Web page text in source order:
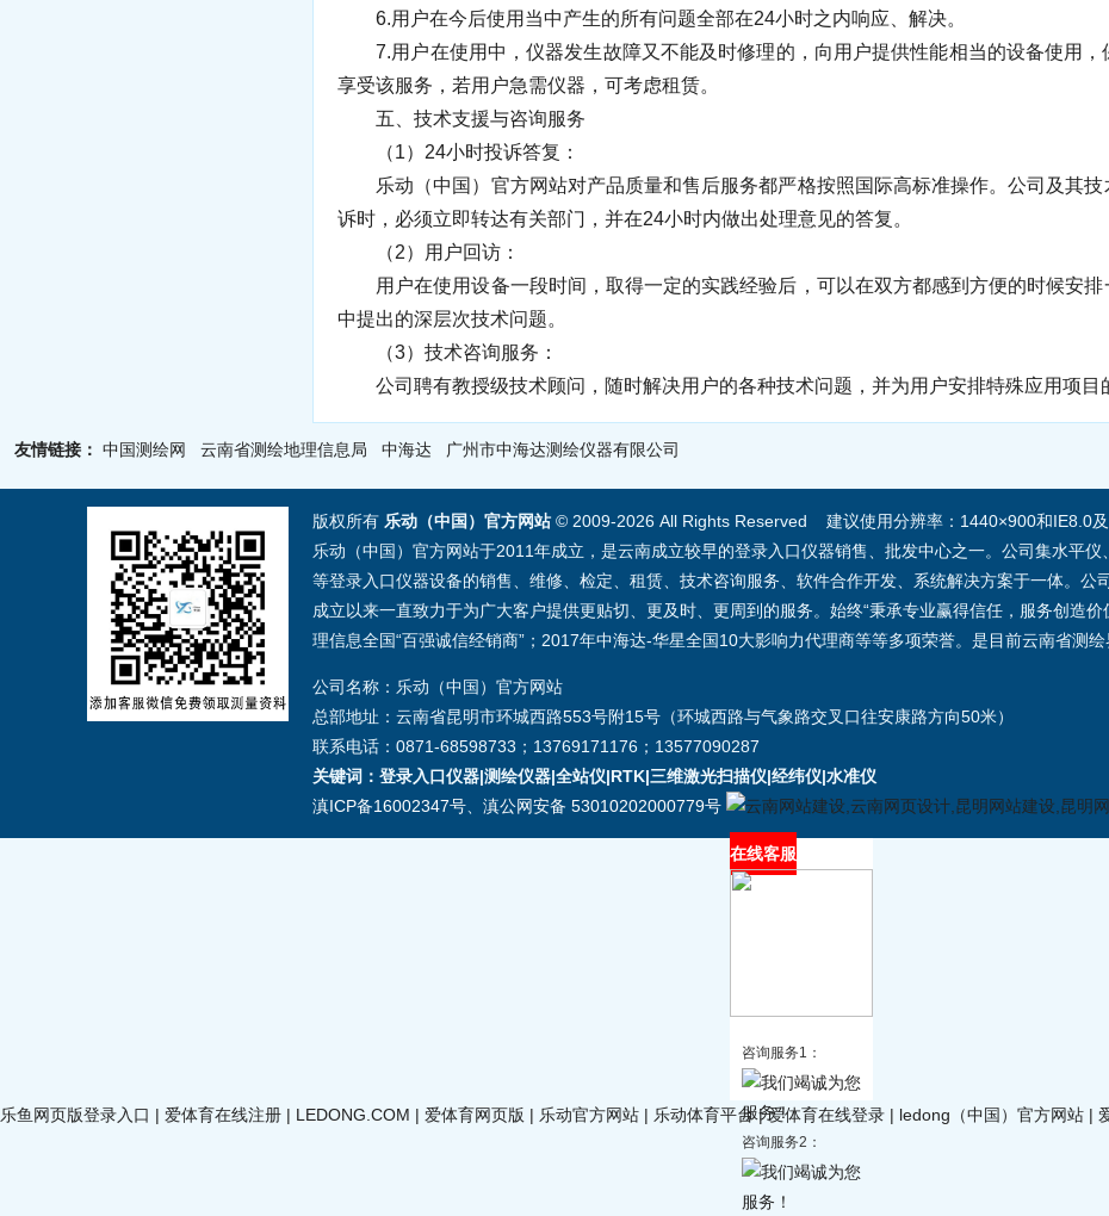
6.用户在今后使用当中产生的所有问题全部在24小时之内响应、解决。
7.用户在使用中，仪器发生故障又不能及时修理的，向用户提供性能相当的设备使用，
享受该服务，若用户急需仪器，可考虑租赁。
五、技术支援与咨询服务
（1）24小时投诉答复：
乐动（中国）官方网站对产品质量和售后服务都严格按照国际高标准操作。公司及其技
诉时，必须立即转达有关部门，并在24小时内做出处理意见的答复。
（2）用户回访：
用户在使用设备一段时间，取得一定的实践经验后，可以在双方都感到方便的时候安排
中提出的深层次技术问题。
（3）技术咨询服务：
公司聘有教授级技术顾问，随时解决用户的各种技术问题，并为用户安排特殊应用项目
友情链接： 中国测绘网 云南省测绘地理信息局 中海达 广州市中海达测绘仪器有限公司
版权所有 乐动（中国）官方网站 © 2009-2026 All Rights Reserved 建议使用分辨率：1440×900和IE8.0
乐动（中国）官方网站于2011年成立，是云南成立较早的登录入口仪器销售、批发中心之一。公司集水平
等登录入口仪器设备的销售、维修、检定、租赁、技术咨询服务、软件合作开发、系统解决方案于一体。
成立以来一直致力于为广大客户提供更贴切、更及时、更周到的服务。始终“秉承专业赢得信任，服务创造
理信息全国“百强诚信经销商”；2017年中海达-华星全国10大影响力代理商等等多项荣誉。是目前云南省测
公司名称：乐动（中国）官方网站
总部地址：云南省昆明市环城西路553号附15号（环城西路与气象路交叉口往安康路方向50米）
联系电话：0871-68598733；13769171176；13577090287
关键词：登录入口仪器|测绘仪器|全站仪|RTK|三维激光扫描仪|经纬仪|水准仪
滇ICP备16002347号
滇公网安备 53010202000779号
在线客服
咨询服务1：
咨询服务2：
乐鱼网页版登录入口 | 爱体育在线注册 | LEDONG.COM | 爱体育网页版 | 乐动官方网站 | 乐动体育平台|爱体育在线登录 | ledong（中国）官方网站 |